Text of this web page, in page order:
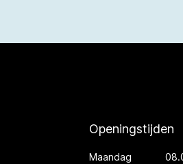
Openingstijden
Maandag